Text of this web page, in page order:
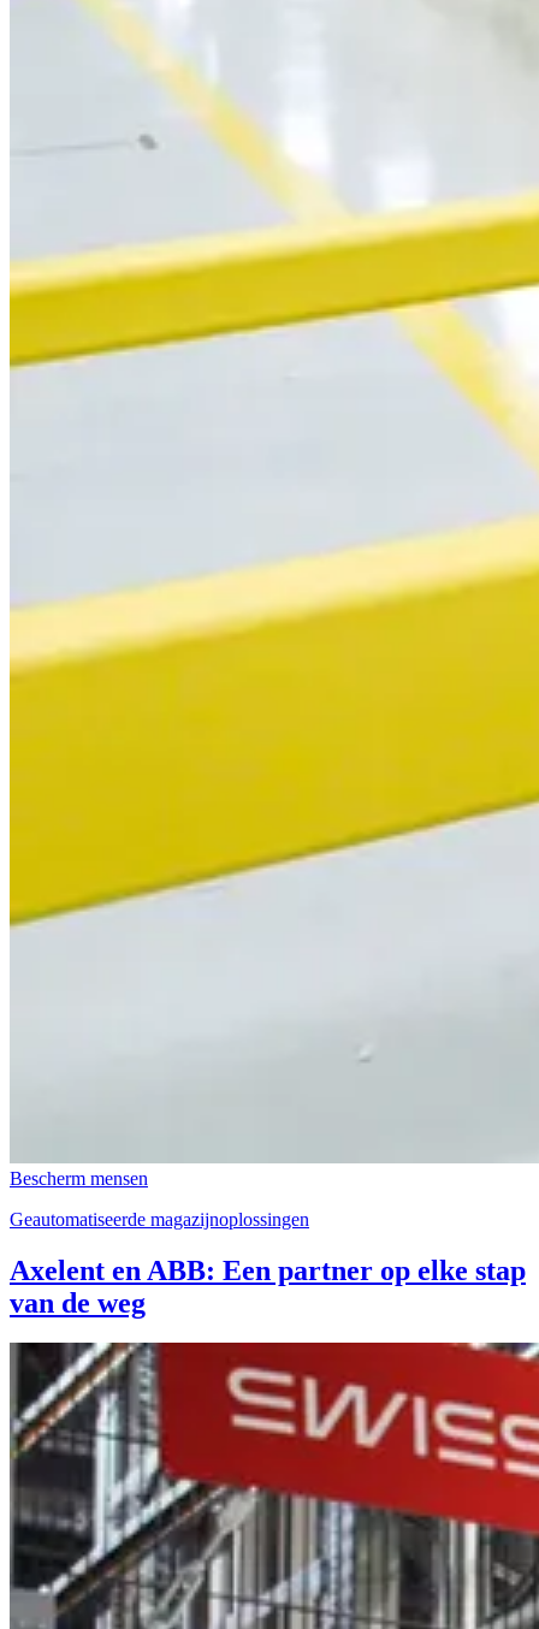
Bescherm mensen
Geautomatiseerde magazijnoplossingen
Axelent en ABB: Een partner op elke stap
van de weg